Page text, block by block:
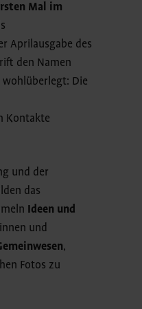
Mal im
Aprilausgabe des
den Namen
wohlüberlegt: Die
Kontakte
und der
das
Ideen und
und
,
Fotos zu